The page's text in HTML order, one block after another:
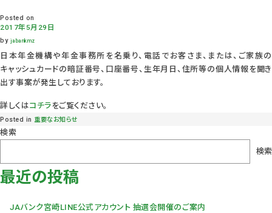
Posted on
2017年5月29日
by jabankmz
日本年金機構や年金事務所を名乗り、電話でお客さま、または、ご家族の
キャッシュカードの暗証番号、口座番号、生年月日、住所等の個人情報を聞き
出す事案が発生しております。
詳しくはコチラをご覧ください。
Posted in 重要なお知らせ
検索
検索
最近の投稿
JAバンク宮崎LINE公式アカウント 抽選会開催のご案内